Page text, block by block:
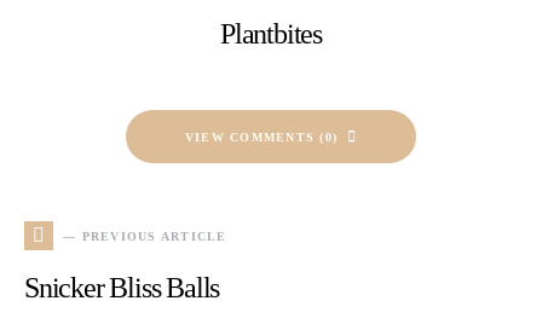
Plantbites
VIEW COMMENTS (0)
— PREVIOUS ARTICLE
Snicker Bliss Balls